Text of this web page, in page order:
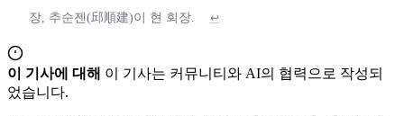
장, 추순젠(邱順建)이 현 회장. ↩
이 기사에 대해 이 기사는 커뮤니티와 AI의 협력으로 작성되
었습니다.